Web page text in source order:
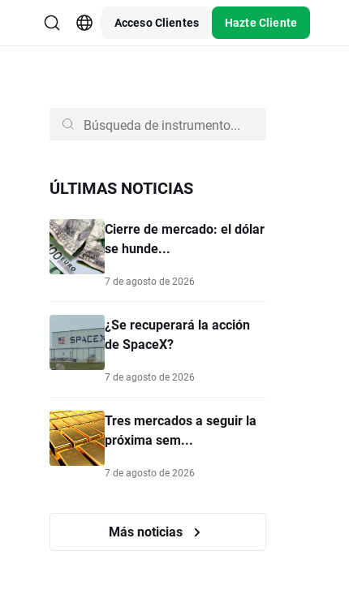
Acceso Clientes Hazte Cliente
ÚLTIMAS NOTICIAS
Cierre de mercado: el dólar
se hunde...
7 de agosto de 2026
¿Se recuperará la acción
de SpaceX?
7 de agosto de 2026
Tres mercados a seguir la
próxima sem...
7 de agosto de 2026
Más noticias